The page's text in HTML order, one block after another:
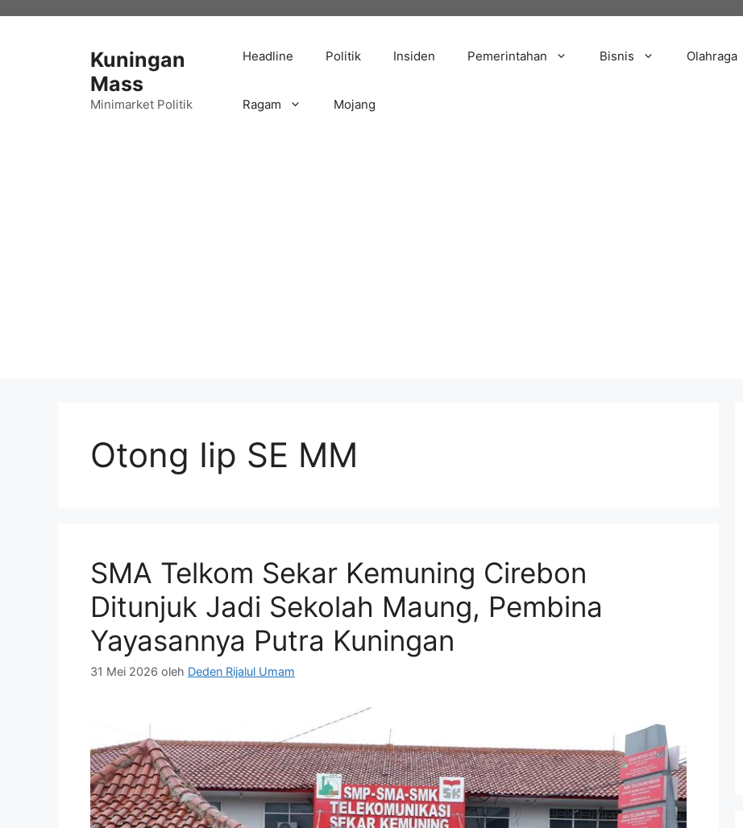
Kuningan
Mass
Minimarket Politik
Headline Politik Insiden Pemerintahan Bisnis Olahraga
Ragam Mojang
Otong Iip SE MM
SMA Telkom Sekar Kemuning Cirebon
Ditunjuk Jadi Sekolah Maung, Pembina
Yayasannya Putra Kuningan
31 Mei 2026 oleh Deden Rijalul Umam